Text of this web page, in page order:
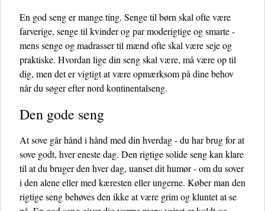
En god seng er mange ting. Senge til børn skal ofte være
farverige, senge til kvinder og par moderigtige og smarte -
mens senge og madrasser til mænd ofte skal være seje og
praktiske. Hvordan lige din seng skal være, må være op til
dig, men det er vigtigt at være opmærksom på dine behov
når du søger efter nord kontinentalseng.
Den gode seng
At sove går hånd i hånd med din hverdag - du har brug for at
sove godt, hver eneste dag. Den rigtige solide seng kan klare
til at du bruger den hver dag, uanset dit humør - om du sover
i den alene eller med kæresten eller ungerne. Køber man den
rigtige seng behøves den ikke at være grim og kluntet at se